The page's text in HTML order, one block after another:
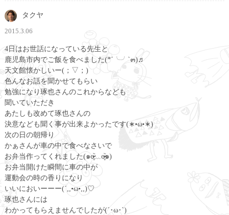
タクヤ
2015.3.06
4日はお世話になっている先生と
鹿児島市内でご飯を食べました(*´╰╯`๓)♬
天文館懐かしいー(；▽；)
色んなお話を聞かせてもらい
勉強になり琢也さんのこれからなども
聞いていただき
あたしも改めて琢也さんの
決意なども聞く事が出来よかったです(∗•ω•∗)
次の日の朝帰り
かぁさんが車の中で食べなさいで
お弁当作ってくれました(๑o̴̶̷̥᷅﹏o̴̶̷̥᷅๑)
お弁当開けた瞬間に車の中が
運動会の時の香りになり
いいにおいーーー(´,,•ω•,,)♡
琢也さんには
わかってもらえませんでしたが(´･ω･`)